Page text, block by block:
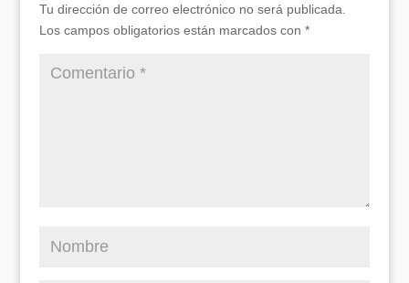
Tu dirección de correo electrónico no será publicada.
Los campos obligatorios están marcados con *